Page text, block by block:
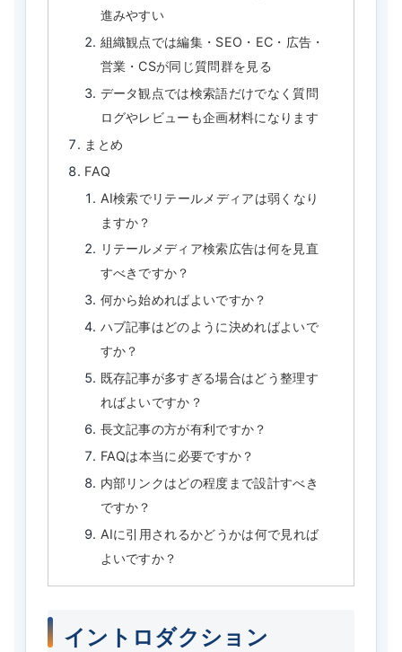
進みやすい
組織観点では編集・SEO・EC・広告・
営業・CSが同じ質問群を見る
データ観点では検索語だけでなく質問
ログやレビューも企画材料になります
まとめ
FAQ
AI検索でリテールメディアは弱くなり
ますか？
リテールメディア検索広告は何を見直
すべきですか？
何から始めればよいですか？
ハブ記事はどのように決めればよいで
すか？
既存記事が多すぎる場合はどう整理す
ればよいですか？
長文記事の方が有利ですか？
FAQは本当に必要ですか？
内部リンクはどの程度まで設計すべき
ですか？
AIに引用されるかどうかは何で見れば
よいですか？
イントロダクション